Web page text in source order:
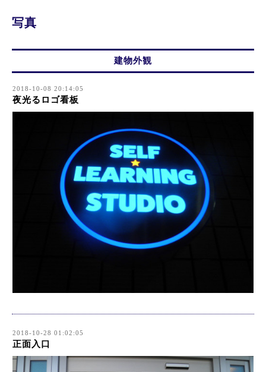
写真
建物外観
2018-10-08 20:14:05
夜光るロゴ看板
2018-10-28 01:02:05
正面入口